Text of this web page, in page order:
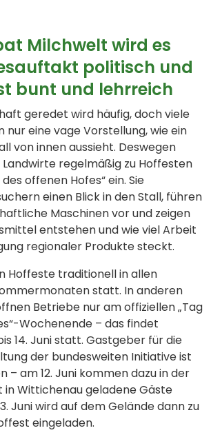
Milchwelt wird es
politisch und
bunt und lehrreich
geredet wird häufig, doch viele
nur eine vage Vorstellung, wie ein
von innen aussieht. Deswegen
regelmäßig zu Hoffesten
offenen Hofes“ ein. Sie
einen Blick in den Stall, führen
Maschinen vor und zeigen
entstehen und wie viel Arbeit
regionaler Produkte steckt.
Hoffeste traditionell in allen
statt. In anderen
Betriebe nur am offiziellen „Tag
Wochenende – das findet
14. Juni statt. Gastgeber für die
der bundesweiten Initiative ist
– am 12. Juni kommen dazu in der
Wittichenau geladene Gäste
Juni wird auf dem Gelände dann zu
eingeladen.